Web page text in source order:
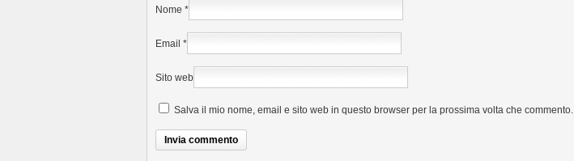
Nome *
Email *
Sito web
Salva il mio nome, email e sito web in questo browser per la prossima volta che commento.